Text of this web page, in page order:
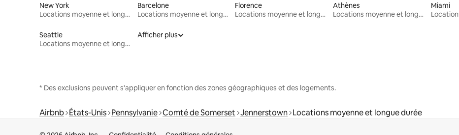
New York
Locations moyenne et longue durée
Barcelone
Locations moyenne et longue durée
Florence
Locations moyenne et longue durée
Athènes
Locations moyenne et longue durée
Miami
Seattle
Locations moyenne et longue durée
Afficher plus
* Des exclusions peuvent s'appliquer en fonction des zones géographiques et des logements.
Airbnb États-Unis Pennsylvanie Comté de Somerset Jennerstown Locations moyenne et longue durée